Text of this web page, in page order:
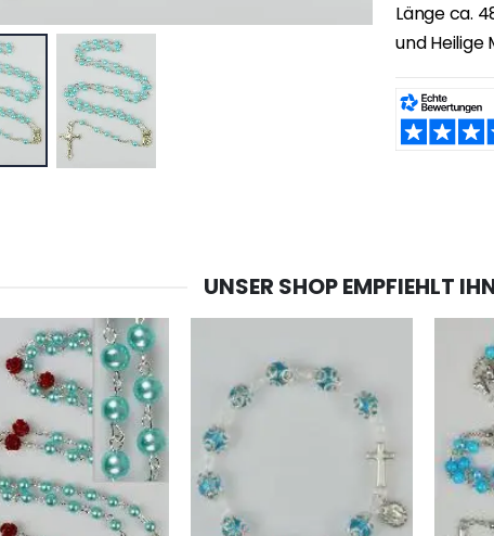
-20%
Lourdes Wasser 1 Liter
€24.90 €19.92 €13.50
Länge ca.
und Heilige
TEILEN:
UNSER SHOP EMPFIEHLT